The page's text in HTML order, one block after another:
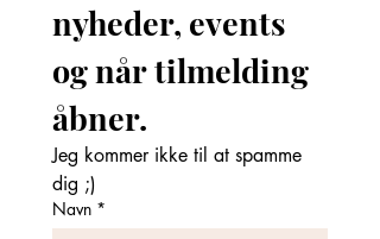
nyheder, events
og når tilmelding
Jeg kommer ikke til at spamme
dig ;)
Navn *